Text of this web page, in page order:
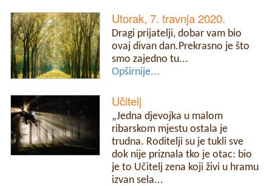
Utorak, 7. travnja 2020.
Dragi prijatelji, dobar vam bio
ovaj divan dan.Prekrasno je što
smo zajedno tu...
Opširnije...
Učitelj
„Jedna djevojka u malom
ribarskom mjestu ostala je
trudna. Roditelji su je tukli sve
dok nije priznala tko je otac: bio
je to Učitelj zena koji živi u hramu
izvan sela...